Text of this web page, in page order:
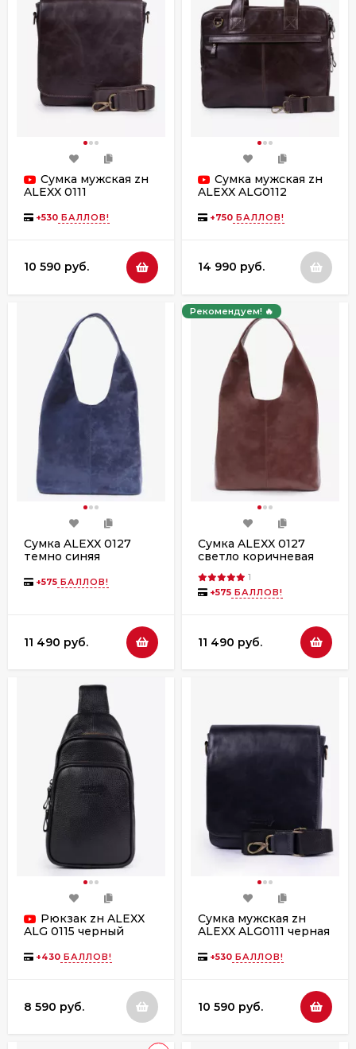
Сумка мужская zн
ALEXX 0111
+530 БАЛЛОВ!
10 590 руб.
Сумка мужская zн
ALEXX ALG0112
+750 БАЛЛОВ!
14 990 руб.
Сумка ALEXX 0127
темно синяя
+575 БАЛЛОВ!
11 490 руб.
Рекомендуем! 🔥
Сумка ALEXX 0127
светло коричневая
1
+575 БАЛЛОВ!
11 490 руб.
Рюкзак zн ALEXX
ALG 0115 черный
+430 БАЛЛОВ!
8 590 руб.
Сумка мужская zн
ALEXX ALG0111 черная
+530 БАЛЛОВ!
10 590 руб.